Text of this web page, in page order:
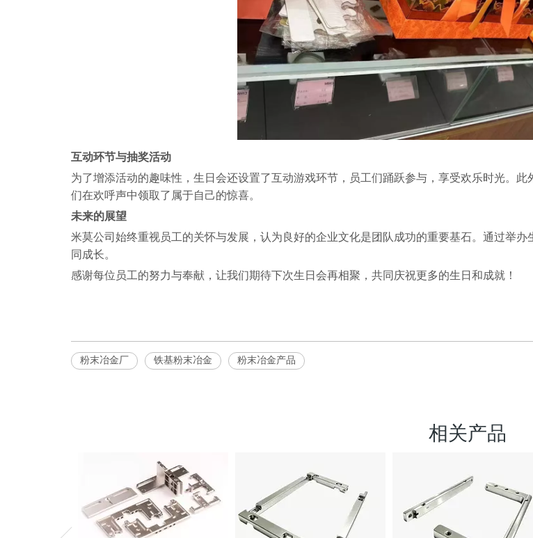
互动环节与抽奖活动
为了增添活动的趣味性，生日会还设置了互动游戏环节，员工们踊跃参与，享受欢乐时光。
们在欢呼声中领取了属于自己的惊喜。
未来的展望
米莫公司始终重视员工的关怀与发展，认为良好的企业文化是团队成功的重要基石。通过举
同成长。
感谢每位员工的努力与奉献，让我们期待下次生日会再相聚，共同庆祝更多的生日和成就！
粉末冶金厂 铁基粉末冶金 粉末冶金产品
相关产品